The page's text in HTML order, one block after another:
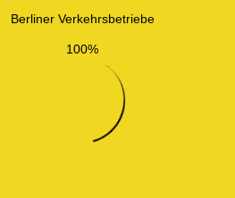
Berliner Verkehrsbetriebe
100%